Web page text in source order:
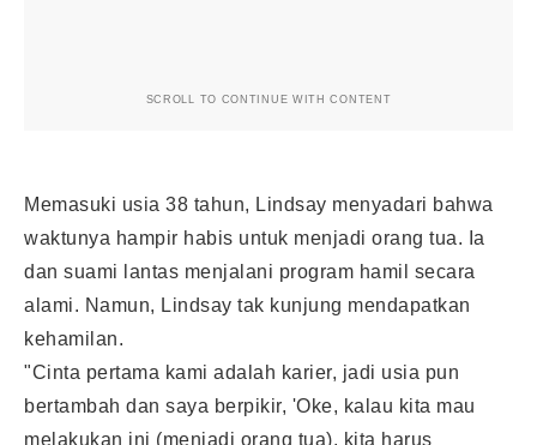
SCROLL TO CONTINUE WITH CONTENT
Memasuki usia 38 tahun, Lindsay menyadari bahwa
waktunya hampir habis untuk menjadi orang tua. Ia
dan suami lantas menjalani program hamil secara
alami. Namun, Lindsay tak kunjung mendapatkan
kehamilan.
"Cinta pertama kami adalah karier, jadi usia pun
bertambah dan saya berpikir, 'Oke, kalau kita mau
melakukan ini (menjadi orang tua), kita harus